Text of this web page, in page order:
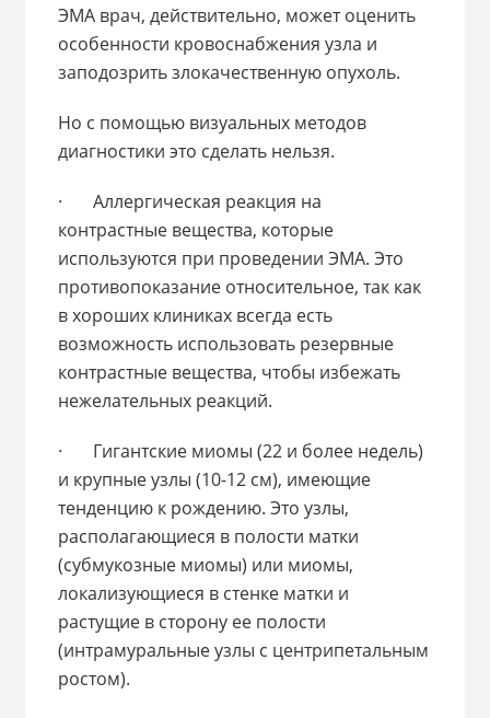
ЭМА врач, действительно, может оценить
особенности кровоснабжения узла и
заподозрить злокачественную опухоль.
Но с помощью визуальных методов
диагностики это сделать нельзя.
· Аллергическая реакция на
контрастные вещества, которые
используются при проведении ЭМА. Это
противопоказание относительное, так как
в хороших клиниках всегда есть
возможность использовать резервные
контрастные вещества, чтобы избежать
нежелательных реакций.
· Гигантские миомы (22 и более недель)
и крупные узлы (10-12 см), имеющие
тенденцию к рождению. Это узлы,
располагающиеся в полости матки
(субмукозные миомы) или миомы,
локализующиеся в стенке матки и
растущие в сторону ее полости
(интрамуральные узлы с центрипетальным
ростом).